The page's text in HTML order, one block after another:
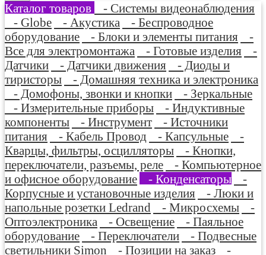
Каталог товаров
- Системы видеонаблюдения
- Globe
- Акустика
- Беспроводное
оборудование
- Блоки и элементы питания
-
Все для электромонтажа
- Готовые изделия
-
Датчики
- Датчики движения
- Диоды и
тиристоры
- Домашняя техника и электроника
- Домофоны, звонки и кнопки
- Зеркальные
- Измерительные приборы
- Индуктивные
компоненты
- Инструмент
- Источники
питания
- Кабель Провод - Капсульные
-
Кварцы, фильтры, осцилляторы
- Кнопки,
переключатели, разъемы, реле
- Компьютерное
и офисное оборудование
- Конденсаторы
-
Корпусные и установочные изделия
- Люки и
напольные розетки Ledrand
- Микросхемы
-
Оптоэлектроника
- Освещение
- Паяльное
оборудование
- Переключатели
- Подвесные
светильники Simon
- Позиции на заказ
-